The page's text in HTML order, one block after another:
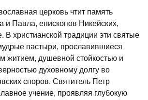
церковь чтит память
и Павла, епископов Никейских,
В христианской традиции эти святые
пастыри, прославившиеся
житием, душевной стойкостью и
духовному долгу во
споров. Святитель Петр
учение, проявляя глубокую